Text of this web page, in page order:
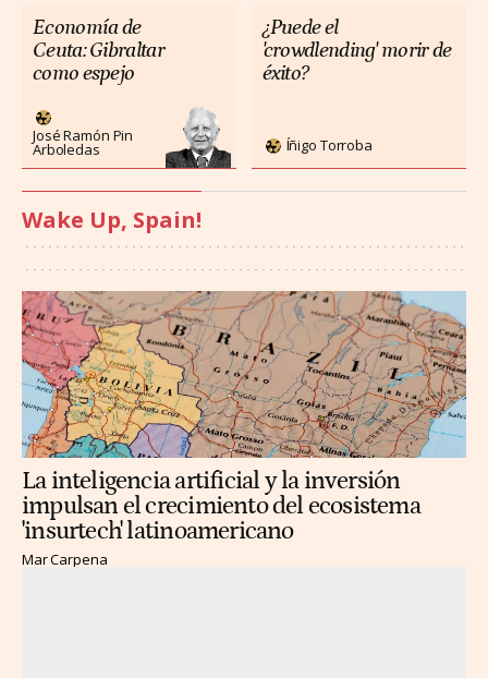
Economía de
Ceuta: Gibraltar
como espejo
José Ramón Pin
Arboledas
¿Puede el
'crowdlending' morir de
éxito?
Íñigo Torroba
Wake Up, Spain!
La inteligencia artificial y la inversión
impulsan el crecimiento del ecosistema
'insurtech' latinoamericano
Mar Carpena